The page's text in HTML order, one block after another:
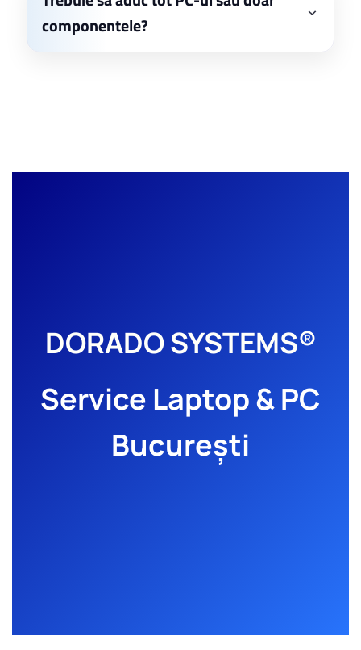
componentele?
DORADO SYSTEMS®
Service Laptop & PC
București